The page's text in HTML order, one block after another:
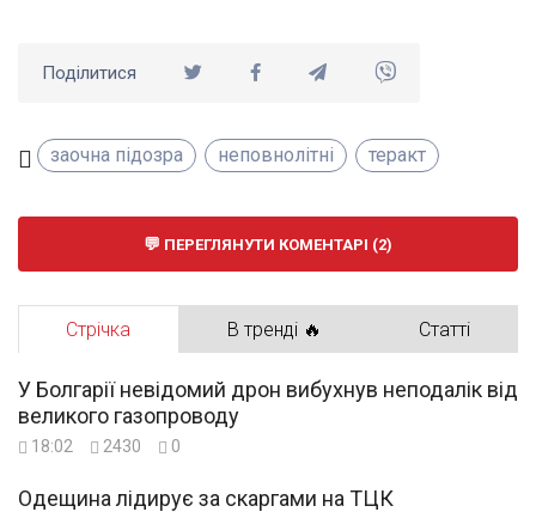
Поділитися
заочна підозра неповнолітні теракт
ПЕРЕГЛЯНУТИ КОМЕНТАРІ (2)
Стрічка В тренді 🔥 Статті
У Болгарії невідомий дрон вибухнув неподалік від
великого газопроводу
18:02 2430 0
Одещина лідирує за скаргами на ТЦК